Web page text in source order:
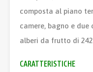
composta al piano
camere, bagno e
alberi da frutto di
CARATTERISTICHE